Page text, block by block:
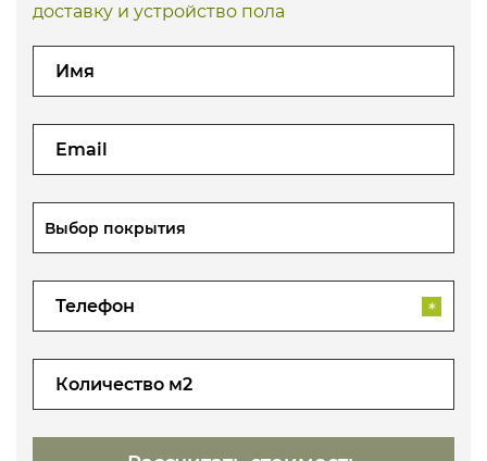
доставку и устройство пола
Выбор покрытия
*